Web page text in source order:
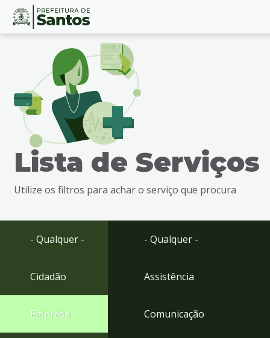
Ir
busca
Ir
Conteúdo
Lista de Serviços
Utilize os filtros para achar o serviço que procura
- Qualquer -
Cidadão
Empresa
- Qualquer -
Assistência
Comunicação